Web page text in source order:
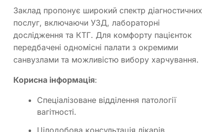
Заклад пропонує широкий спектр діагностичних
послуг, включаючи УЗД, лабораторні
дослідження та КТГ. Для комфорту пацієнток
передбачені одномісні палати з окремими
санвузлами та можливістю вибору харчування.
Корисна інформація:
Спеціалізоване відділення патології
вагітності.
Цілодобова консультація лікарів.